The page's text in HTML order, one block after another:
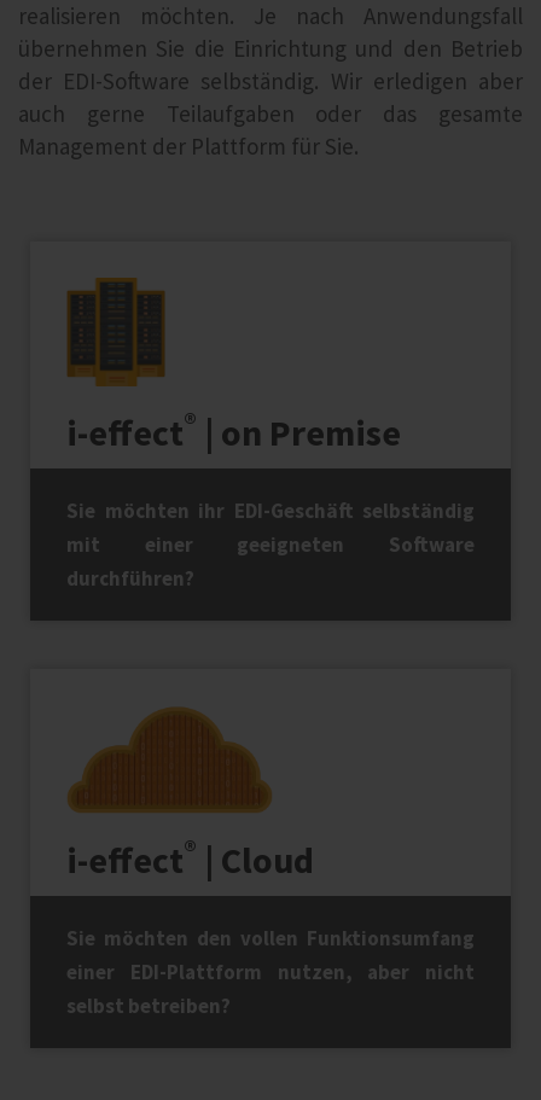
realisieren möchten. Je nach Anwendungsfall
übernehmen Sie die Einrichtung und den Betrieb
der EDI-Software selbständig. Wir erledigen aber
auch gerne Teilaufgaben oder das gesamte
Management der Plattform für Sie.
i‑effect® | on Premise
Sie möchten ihr EDI-Geschäft selbständig
mit einer geeigneten Software
durchführen?
i‑effect® | Cloud
Sie möchten den vollen Funktionsumfang
einer EDI-Plattform nutzen, aber nicht
selbst betreiben?